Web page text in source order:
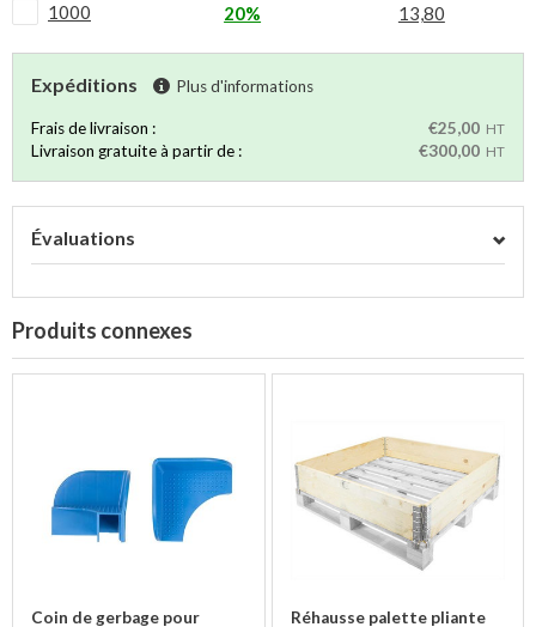
1000
20% 13,80
Expéditions Plus d'informations
Frais de livraison : €25,00 HT
Livraison gratuite à partir de : €300,00 HT
Évaluations
Produits connexes
Coin de gerbage pour
Réhausse palette pliante